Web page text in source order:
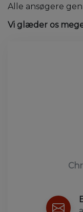
Alle ansøgere
Vi glæder os